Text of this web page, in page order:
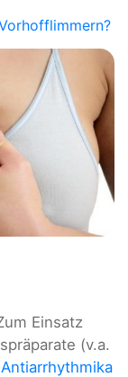
Einsatz
(v.a.
Antiarrhythmika